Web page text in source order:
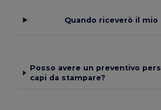
Quando riceverò il mio
Posso avere un preventivo
capi da stampare?